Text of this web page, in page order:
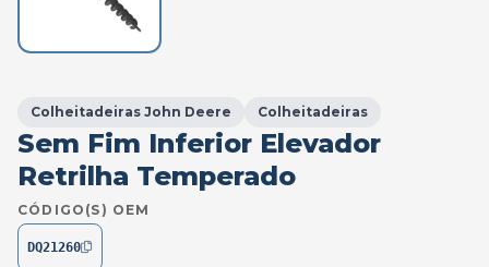
Colheitadeiras John Deere Colheitadeiras
Sem Fim Inferior Elevador
Retrilha Temperado
CÓDIGO(S) OEM
DQ21260